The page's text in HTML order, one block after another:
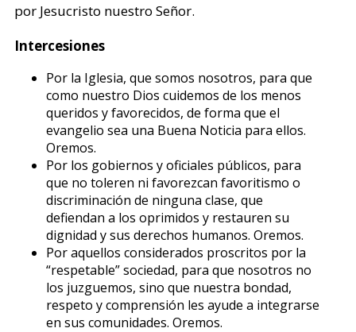
por Jesucristo nuestro Señor.
Intercesiones
Por la Iglesia, que somos nosotros, para que
como nuestro Dios cuidemos de los menos
queridos y favorecidos, de forma que el
evangelio sea una Buena Noticia para ellos.
Oremos.
Por los gobiernos y oficiales públicos, para
que no toleren ni favorezcan favoritismo o
discriminación de ninguna clase, que
defiendan a los oprimidos y restauren su
dignidad y sus derechos humanos. Oremos.
Por aquellos considerados proscritos por la
“respetable” sociedad, para que nosotros no
los juzguemos, sino que nuestra bondad,
respeto y comprensión les ayude a integrarse
en sus comunidades. Oremos.